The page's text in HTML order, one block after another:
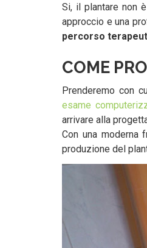
Si, il plantare non
approccio e una
percorso
COME
Prenderemo con
esame
arrivare alla
Con una moderna
produzione del